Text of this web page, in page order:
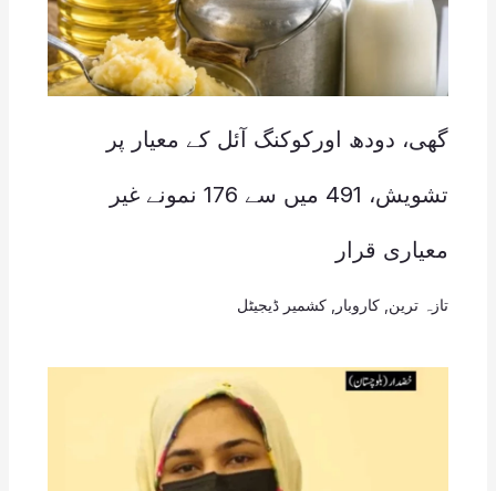
گھی، دودھ اورکوکنگ آئل کے معیار پر
تشویش، 491 میں سے 176 نمونے غیر
معیاری قرار
تازہ ترین کاروبار کشمیر ڈیجیٹل